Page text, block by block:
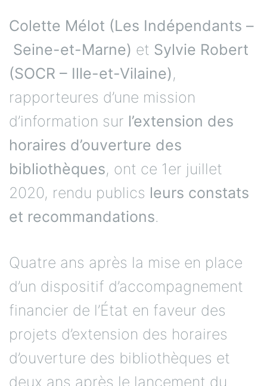
Colette Mélot (Les Indépendants –
Seine-et-Marne) et Sylvie Robert
(SOCR – Ille-et-Vilaine),
rapporteures d’une mission
d’information sur l’extension des
horaires d’ouverture des
bibliothèques, ont ce 1er juillet
2020, rendu publics leurs constats
et recommandations.
Quatre ans après la mise en place
d’un dispositif d’accompagnement
financier de l’État en faveur des
projets d’extension des horaires
d’ouverture des bibliothèques et
deux ans après le lancement du